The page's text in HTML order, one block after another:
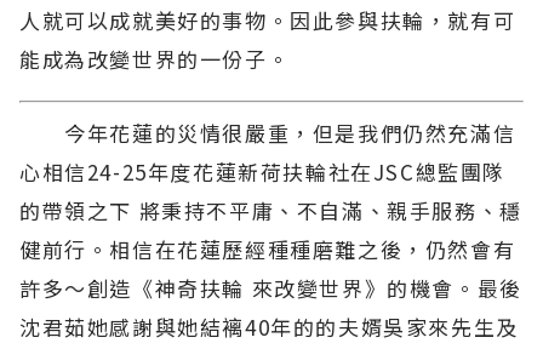
人就可以成就美好的事物。因此參與扶輪，就有可
能成為改變世界的一份子。
今年花蓮的災情很嚴重，但是我們仍然充滿信
心相信24-25年度花蓮新荷扶輪社在JSC總監團隊
的帶領之下 將秉持不平庸、不自滿、親手服務、穩
健前行。相信在花蓮歷經種種磨難之後，仍然會有
許多～創造《神奇扶輪 來改變世界》的機會。最後
沈君茹她感謝與她結褵40年的的夫婿吳家來先生及